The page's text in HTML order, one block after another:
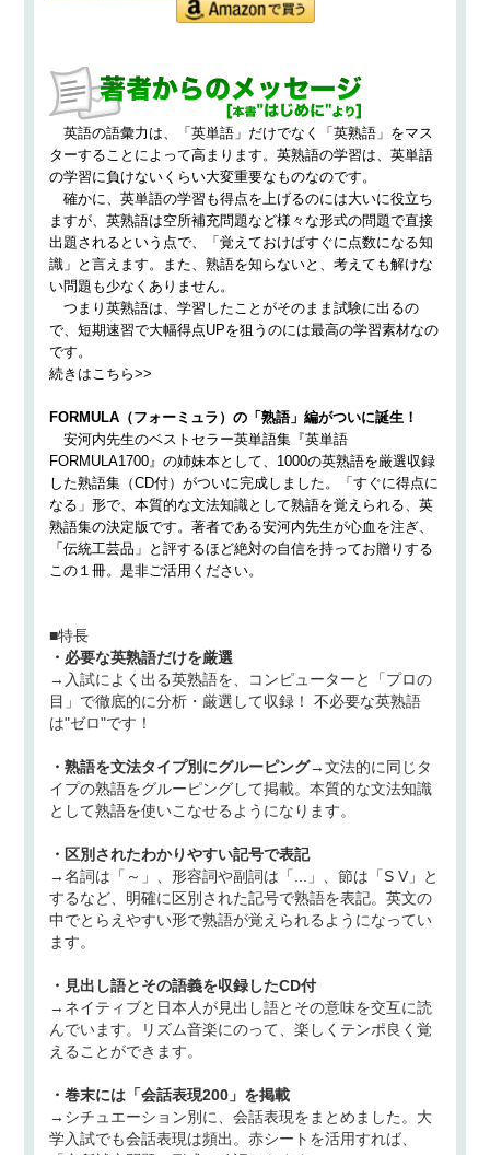
英語の語彙力は、「英単語」だけでなく「英熟語」をマス
ターすることによって高まります。英熟語の学習は、英単語
の学習に負けないくらい大変重要なものなのです。
確かに、英単語の学習も得点を上げるのには大いに役立ち
ますが、英熟語は空所補充問題など様々な形式の問題で直接
出題されるという点で、「覚えておけばすぐに点数になる知
識」と言えます。また、熟語を知らないと、考えても解けな
い問題も少なくありません。
つまり英熟語は、学習したことがそのまま試験に出るの
で、短期速習で大幅得点UPを狙うのには最高の学習素材なの
です。
続きはこちら>>
FORMULA（フォーミュラ）の「熟語」編がついに誕生！
安河内先生のベストセラー英単語集『英単語
FORMULA1700』の姉妹本として、1000の英熟語を厳選収録
した熟語集（CD付）がついに完成しました。「すぐに得点に
なる」形で、本質的な文法知識として熟語を覚えられる、英
熟語集の決定版です。著者である安河内先生が心血を注ぎ、
「伝統工芸品」と評するほど絶対の自信を持ってお贈りする
この１冊。是非ご活用ください。
■特長
・必要な英熟語だけを厳選
→入試によく出る英熟語を、コンピューターと「プロの
目」で徹底的に分析・厳選して収録！ 不必要な英熟語
は"ゼロ"です！
・熟語を文法タイプ別にグルーピング→文法的に同じタ
イプの熟語をグルーピングして掲載。本質的な文法知識
として熟語を使いこなせるようになります。
・区別されたわかりやすい記号で表記
→名詞は「～」、形容詞や副詞は「...」、節は「S V」と
するなど、明確に区別された記号で熟語を表記。英文の
中でとらえやすい形で熟語が覚えられるようになってい
ます。
・見出し語とその語義を収録したCD付
→ネイティブと日本人が見出し語とその意味を交互に読
んでいます。リズム音楽にのって、楽しくテンポ良く覚
えることができます。
・巻末には「会話表現200」を掲載
→シチュエーション別に、会話表現をまとめました。大
学入試でも会話表現は頻出。赤シートを活用すれば、